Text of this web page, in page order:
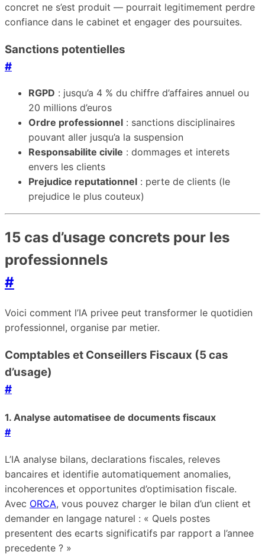
concret ne s’est produit — pourrait legitimement perdre
confiance dans le cabinet et engager des poursuites.
Sanctions potentielles
#
RGPD : jusqu’a 4 % du chiffre d’affaires annuel ou
20 millions d’euros
Ordre professionnel : sanctions disciplinaires
pouvant aller jusqu’a la suspension
Responsabilite civile : dommages et interets
envers les clients
Prejudice reputationnel : perte de clients (le
prejudice le plus couteux)
15 cas d’usage concrets pour les
professionnels
#
Voici comment l’IA privee peut transformer le quotidien
professionnel, organise par metier.
Comptables et Conseillers Fiscaux (5 cas
d’usage)
#
1. Analyse automatisee de documents fiscaux
#
L’IA analyse bilans, declarations fiscales, releves
bancaires et identifie automatiquement anomalies,
incoherences et opportunites d’optimisation fiscale.
Avec ORCA, vous pouvez charger le bilan d’un client et
demander en langage naturel : « Quels postes
presentent des ecarts significatifs par rapport a l’annee
precedente ? »